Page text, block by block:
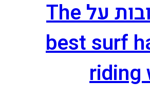
על The
best surf
riding